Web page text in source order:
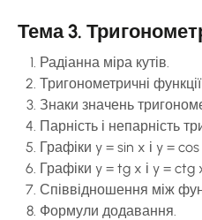
Тема 3.
Радіанна міра кутів.
Тригонометричні
Знаки значень
Парність і непарність
Графіки y = sin x і y = cos
Графіки y = tg x і y = ctg
Співвідношення між
Формули додавання.